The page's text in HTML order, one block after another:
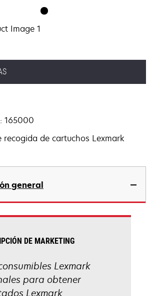
165000
recogida de cartuchos Lexmark
general
DE MARKETING
Lexmark
para obtener
Lexmark